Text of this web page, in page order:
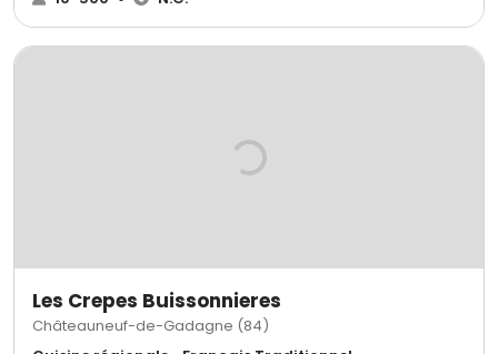
Venez découvrir les belles surprises qui vous sont réservées !
Les Crepes Buissonnieres
Châteauneuf-de-Gadagne (84)